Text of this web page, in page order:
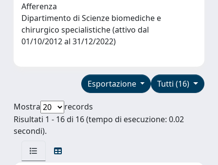
Afferenza
Dipartimento di Scienze biomediche e
chirurgico specialistiche (attivo dal
01/10/2012 al 31/12/2022)
Tutti (16)
Esportazione
Mostra
records
Risultati 1 - 16 di 16 (tempo di esecuzione: 0.02
secondi).